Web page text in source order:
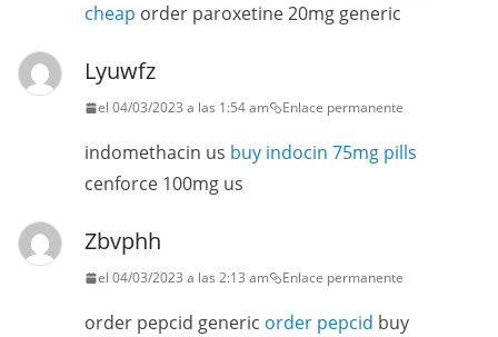
cheap order paroxetine 20mg generic
Lyuwfz
el 04/03/2023 a las 1:54 am Enlace permanente
indomethacin us buy indocin 75mg pills
cenforce 100mg us
Zbvphh
el 04/03/2023 a las 2:13 am Enlace permanente
order pepcid generic order pepcid buy